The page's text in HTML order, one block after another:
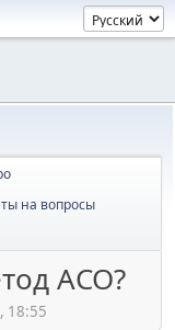
на вопросы
АСО?
18:55